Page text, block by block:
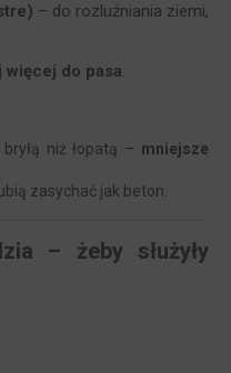
– do rozluźniania ziemi,
więcej do pasa.
niż łopatą – mniejsze
zasychać jak beton.
– żeby służyły